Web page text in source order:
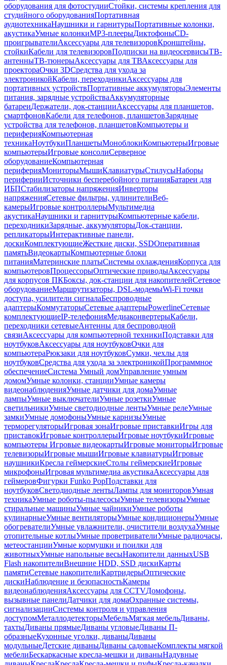
оборудования для фотостудииСтойки, системы крепления для
студийного оборудованияПортативная
аудиотехникаНаушники и гарнитурыПортативные колонки,
акустикаУмные колонкиMP3-плеерыДиктофоныCD-
проигрывателиАксессуары для телевизоровКронштейны,
стойкиКабели для телевизоровПодписки на видеосервисыТВ-
антенныТВ-тюнерыАксессуары для ТВАксессуары для
проектораОчки 3DСредства для ухода за
электроникойКабели, переходникиАксессуары для
портативных устройствПортативные аккумуляторыЭлементы
питания, зарядные устройстваАккумуляторные
батареиДержатели, док-станцииАксессуары для планшетов,
смартфоновКабели для телефонов, планшетовЗарядные
устройства для телефонов, планшетовКомпьютеры и
периферияКомпьютерная
техникаНоутбукиПланшетыМоноблокиКомпьютерыИгровые
компьютерыИгровые консолиСерверное
оборудованиеКомпьютерная
периферияМониторыМышиКлавиатурыСтилусыНаборы
периферииИсточники бесперебойного питанияБатареи для
ИБПСтабилизаторы напряженияИнверторы
напряженияСетевые фильтры, удлинителиВеб-
камерыИгровые контроллерыМультимедиа
акустикаНаушники и гарнитурыКомпьютерные кабели,
переходникиЗарядные, аккумуляторыДок-станции,
репликаторыИнтерактивные панели,
доскиКомплектующиеЖесткие диски, SSDОперативная
памятьВидеокартыКомпьютерные блоки
питанияМатеринские платыСистемы охлажденияКорпуса для
компьютеровПроцессорыОптические приводыАксессуары
для корпусов ПКБоксы, док-станции для накопителейСетевое
оборудованиеМаршрутизаторы, DSL-модемыWi-Fi точки
доступа, усилители сигналаБеспроводные
адаптерыКоммутаторыСетевые адаптерыPowerlineСетевые
комплектующиеIP-телефонияМедиаконвертерыКабели,
переходники сетевыеАнтенны для беспроводной
связиАксессуары для компьютерной техникиПодставки для
ноутбуковАксессуары для ноутбуковОчки для
компьютераРюкзаки для ноутбуковСумки, чехлы для
ноутбуковСредства для ухода за электроникойПрограммное
обеспечениеСистема Умный домУправление умным
домомУмные колонки, станцииУмные камеры
видеонаблюденияУмные датчики для домаУмные
лампыУмные выключателиУмные розеткиУмные
светильникиУмные светодиодные лентыУмные релеУмные
замкиУмные домофоныУмные карнизыУмные
терморегуляторыИгровая зонаИгровые приставкиИгры для
приставокИгровые контроллерыИгровые ноутбукиИгровые
компьютеры Игровые видеокартыИгровые мониторыИгровые
телевизорыИгровые мышиИгровые клавиатурыИгровые
наушникиКресла геймерскиеСтолы геймерскиеИгровые
микрофоныИгровая мультимедиа акустикаАксессуары для
геймеровФигурки Funko PopПодставки для
ноутбуковСветодиодные лентыЛампы для мониторовУмная
техникаУмные роботы-пылесосыУмные телевизорыУмные
стиральные машиныУмные чайникиУмные роботы
кулинарныеУмные вентиляторыУмные кондиционерыУмные
обогревателиУмные увлажнители, очистители воздухаУмные
отопительные котлыУмные проветривателиУмные радиочасы,
метеостанцииУмные кормушки и поилки для
животныхУмные напольные весыНакопители данныхUSB
Flash накопителиВнешние HDD, SSD дискиКарты
памятиСетевые накопителиКартридерыОптические
дискиНаблюдение и безопасностьКамеры
видеонаблюденияАксессуары для CCTVДомофоны,
вызывные панелиДатчики для домаОхранные системы,
сигнализацииСистемы контроля и управления
доступомМеталлодетекторыМебельМягкая мебельДиваны,
тахтыДиваны прямыеДиваны угловыеДиваны П-
образныеКухонные уголки, диваныДиваны
модульныеДетские диваныДиваны садовыеКомплекты мягкой
мебелиБескаркасные кресла-мешки и диваныНадувные